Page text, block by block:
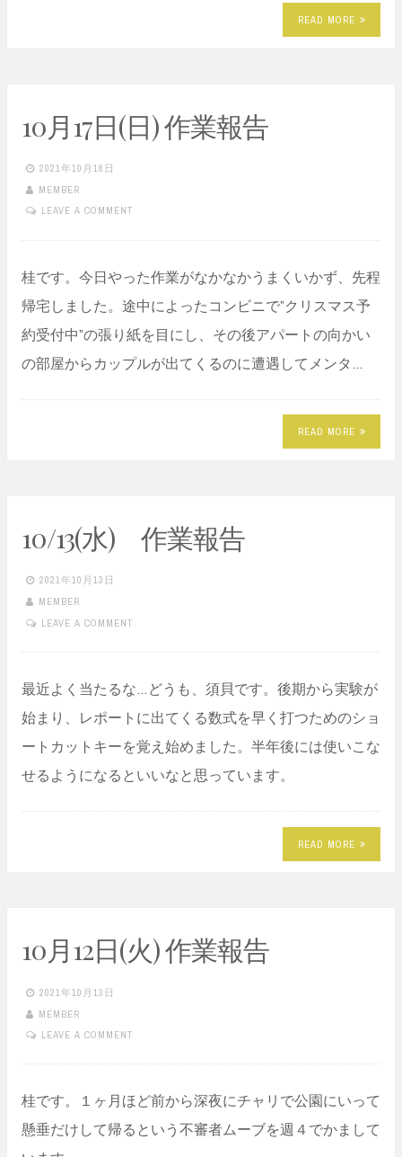
READ MORE
10月17日(日) 作業報告
2021年10月18日
MEMBER
LEAVE A COMMENT
桂です。今日やった作業がなかなかうまくいかず、先程
帰宅しました。途中によったコンビニで”クリスマス予
約受付中”の張り紙を目にし、その後アパートの向かい
の部屋からカップルが出てくるのに遭遇してメンタ…
READ MORE
10/13(水) 作業報告
2021年10月13日
MEMBER
LEAVE A COMMENT
最近よく当たるな…どうも、須貝です。後期から実験が
始まり、レポートに出てくる数式を早く打つためのショ
ートカットキーを覚え始めました。半年後には使いこな
せるようになるといいなと思っています。
READ MORE
10月12日(火) 作業報告
2021年10月13日
MEMBER
LEAVE A COMMENT
桂です。１ヶ月ほど前から深夜にチャリで公園にいって
懸垂だけして帰るという不審者ムーブを週４でかまして